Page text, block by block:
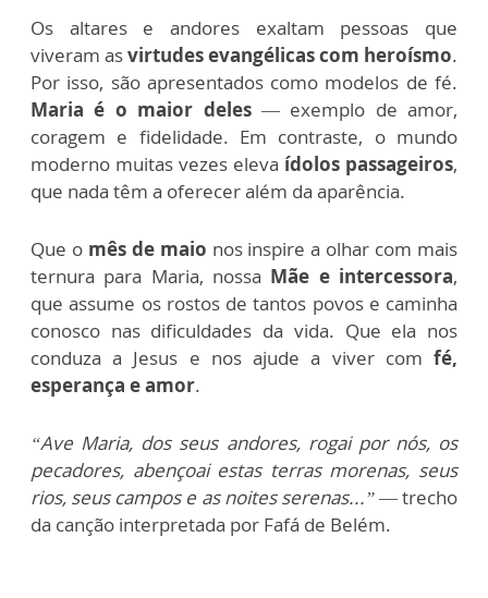
Os altares e andores exaltam pessoas que
viveram asvirtudes evangélicas com heroísmo.
Por isso, são apresentados como modelos de fé.
Maria é o maior deles— exemplo de amor,
coragem e fidelidade. Em contraste, o mundo
moderno muitas vezes eleva ídolos passageiros,
que nada têm a oferecer além da aparência.
Que o mês de maio nos inspire a olhar com mais
ternura para Maria, nossa Mãe e intercessora,
que assume os rostos de tantos povos e caminha
conosco nas dificuldades da vida. Que ela nos
conduza a Jesus e nos ajude a viver com fé,
esperança e amor.
“Ave Maria, dos seus andores, rogai por nós, os
pecadores, abençoai estas terras morenas, seus
rios, seus campos e as noites serenas...”— trecho
da canção interpretada por Fafá de Belém.